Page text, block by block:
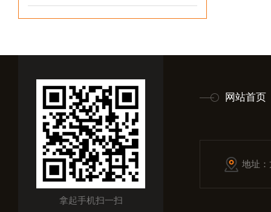
拿起手机扫一扫
网站首页
地址